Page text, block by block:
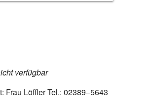
ver­füg­bar
Frau Löff­ler Tel.: 02389–5643